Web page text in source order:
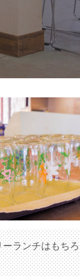
ランチはもちろ